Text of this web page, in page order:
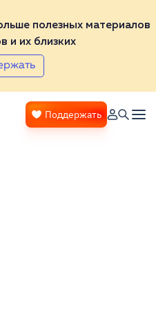
полезных материалов
и их близких
Поддержать